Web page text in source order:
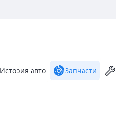
История авто Запчасти